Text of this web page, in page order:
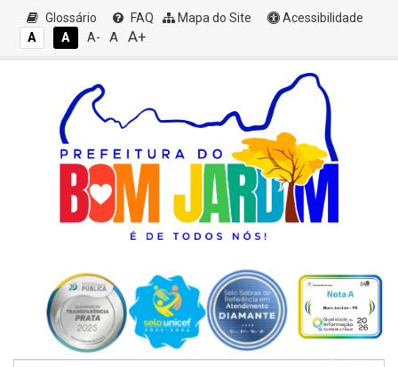
Glossário FAQ Mapa do Site
Acessibilidade
A
A A- A A+